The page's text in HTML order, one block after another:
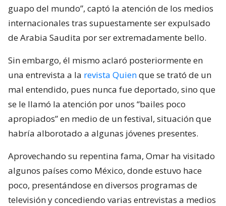
guapo del mundo”, captó la atención de los medios
internacionales tras supuestamente ser expulsado
de Arabia Saudita por ser extremadamente bello.
Sin embargo, él mismo aclaró posteriormente en
una entrevista a la revista Quienque se trató de un
mal entendido, pues nunca fue deportado, sino que
se le llamó la atención por unos “bailes poco
apropiados” en medio de un festival, situación que
habría alborotado a algunas jóvenes presentes.
Aprovechando su repentina fama, Omar ha visitado
algunos países como México, donde estuvo hace
poco, presentándose en diversos programas de
televisión y concediendo varias entrevistas a medios